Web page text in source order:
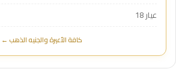
عيار 18
كافة الأعيرة والجنيه الذهب ←